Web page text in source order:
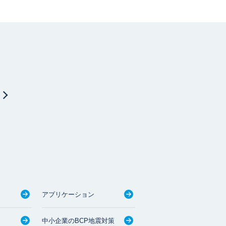
アプリケーション
中小企業のBCP地震対策